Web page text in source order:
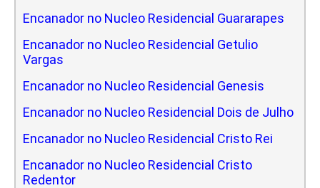
Encanador no Nucleo Residencial Guararapes
Encanador no Nucleo Residencial Getulio
Vargas
Encanador no Nucleo Residencial Genesis
Encanador no Nucleo Residencial Dois de Julho
Encanador no Nucleo Residencial Cristo Rei
Encanador no Nucleo Residencial Cristo
Redentor